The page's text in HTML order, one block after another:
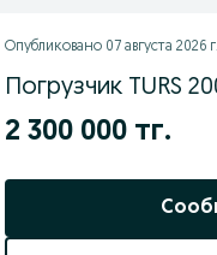
Опубликовано 07 августа 2026 г.
Погрузчик TURS
2 300 000 тг.